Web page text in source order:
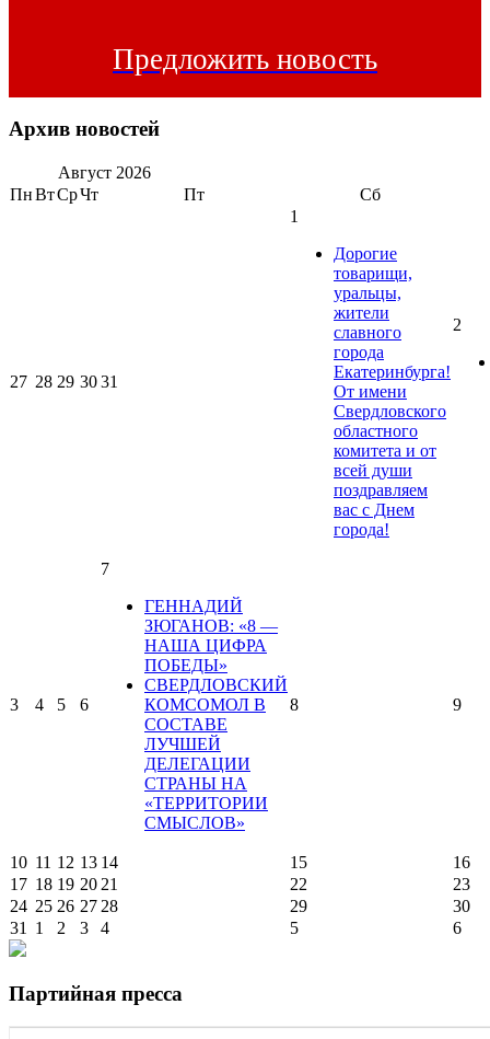
Предложить новость
Архив новостей
Август 2026
ПнВтСрЧт Пт Сб
27 28 29 3031
1
Дорогие
товарищи,
уральцы,
жители
славного
города
Екатеринбурга!
От имени
Свердловского
областного
комитета и от
всей души
поздравляем
вас с Днем
города!
2
3 4 5 6
7
ГЕННАДИЙ
ЗЮГАНОВ: «8 —
НАША ЦИФРА
ПОБЕДЫ»
СВЕРДЛОВСКИЙ
КОМСОМОЛ В
СОСТАВЕ
ЛУЧШЕЙ
ДЕЛЕГАЦИИ
СТРАНЫ НА
«ТЕРРИТОРИИ
СМЫСЛОВ»
8 9
10 11 12 13 14 15
16
17 18 19 20 21 22
23
24 25 26 27 28 29
30
31
1 2 3 4 5 6
Партийная пресса